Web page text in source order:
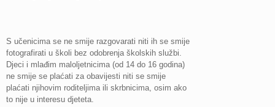
S učenicima se ne smije razgovarati niti ih se smije
fotografirati u školi bez odobrenja školskih službi.
Djeci i mlađim maloljetnicima (od 14 do 16 godina)
ne smije se plaćati za obavijesti niti se smije
plaćati njihovim roditeljima ili skrbnicima, osim ako
to nije u interesu djeteta.